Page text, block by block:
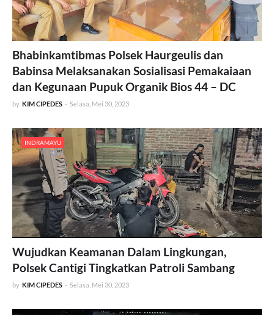
Bhabinkamtibmas Polsek Haurgeulis dan
Babinsa Melaksanakan Sosialisasi Pemakaiaan
dan Kegunaan Pupuk Organik Bios 44 – DC
by KIM CIPEDES - Selasa, Mei 30, 2023
INDRAMAYU
Wujudkan Keamanan Dalam Lingkungan,
Polsek Cantigi Tingkatkan Patroli Sambang
by KIM CIPEDES - Selasa, Mei 30, 2023